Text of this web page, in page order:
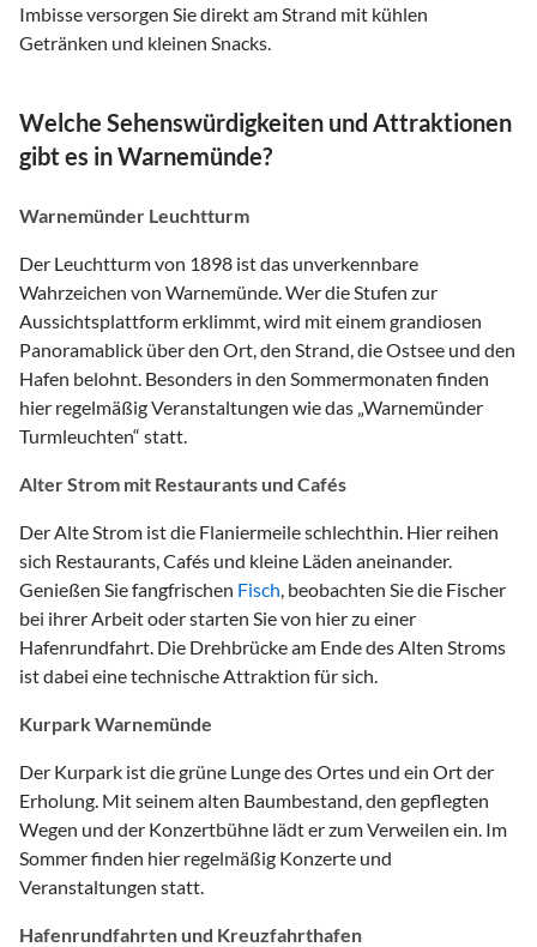
Imbisse versorgen Sie direkt am Strand mit kühlen
Getränken und kleinen Snacks.
Welche Sehenswürdigkeiten und Attraktionen
gibt es in Warnemünde?
Warnemünder Leuchtturm
Der Leuchtturm von 1898 ist das unverkennbare
Wahrzeichen von Warnemünde. Wer die Stufen zur
Aussichtsplattform erklimmt, wird mit einem grandiosen
Panoramablick über den Ort, den Strand, die Ostsee und den
Hafen belohnt. Besonders in den Sommermonaten finden
hier regelmäßig Veranstaltungen wie das „Warnemünder
Turmleuchten“ statt.
Alter Strom mit Restaurants und Cafés
Der Alte Strom ist die Flaniermeile schlechthin. Hier reihen
sich Restaurants, Cafés und kleine Läden aneinander.
Genießen Sie fangfrischen Fisch , beobachten Sie die Fischer
bei ihrer Arbeit oder starten Sie von hier zu einer
Hafenrundfahrt. Die Drehbrücke am Ende des Alten Stroms
ist dabei eine technische Attraktion für sich.
Kurpark Warnemünde
Der Kurpark ist die grüne Lunge des Ortes und ein Ort der
Erholung. Mit seinem alten Baumbestand, den gepflegten
Wegen und der Konzertbühne lädt er zum Verweilen ein. Im
Sommer finden hier regelmäßig Konzerte und
Veranstaltungen statt.
Hafenrundfahrten und Kreuzfahrthafen